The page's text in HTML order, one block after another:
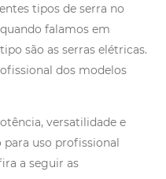
tipos de serra no
falamos em
são as serras elétricas.
dos modelos
versatilidade e
uso profissional
a seguir as